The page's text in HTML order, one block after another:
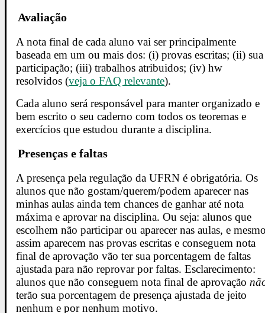
Avaliação
A nota final de cada aluno vai ser principalmente
baseada em um ou mais dos: (i) provas escritas; (ii) sua
participação; (iii) trabalhos atribuidos; (iv) hw
resolvidos (veja o FAQ relevante).
Cada aluno será responsável para manter organizado e
bem escrito o seu caderno com todos os teoremas e
exercícios que estudou durante a disciplina.
Presenças e faltas
A presença pela regulação da UFRN é obrigatória. Os
alunos que não gostam/querem/podem aparecer nas
minhas aulas ainda tem chances de ganhar até nota
máxima e aprovar na disciplina. Ou seja: alunos que
escolhem não participar ou aparecer nas aulas, e
assim aparecem nas provas escritas e conseguem nota
final de aprovação vão ter sua porcentagem de faltas
ajustada para não reprovar por faltas. Esclarecimento:
alunos que não conseguem nota final de aprovação
terão sua porcentagem de presença ajustada de jeito
nenhum e por nenhum motivo.